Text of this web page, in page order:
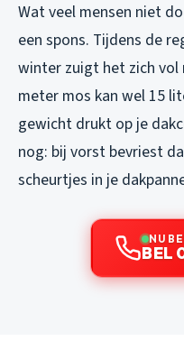
Wat veel mensen niet
een spons. Tijdens de
winter zuigt het zich vol
meter mos kan wel 15
gewicht drukt op je
nog: bij vorst bevriest
scheurtjes in je
NU
BEL